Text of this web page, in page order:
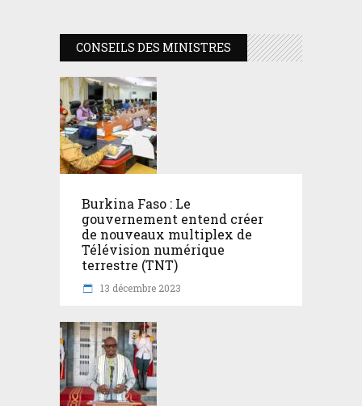
CONSEILS DES MINISTRES
Burkina Faso : Le
gouvernement entend créer
de nouveaux multiplex de
Télévision numérique
terrestre (TNT)
13 décembre 2023